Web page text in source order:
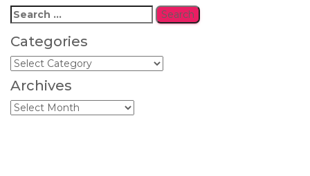
Search
for:
Categories
Categories
Archives
Archives